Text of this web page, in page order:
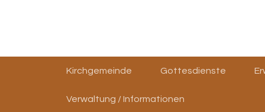
Kirchgemeinde Gottesdienste
Verwaltung / Informationen